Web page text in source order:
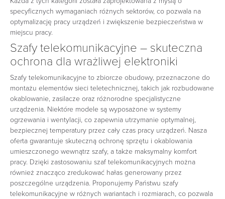
specyficznych wymaganiach różnych sektorów, co pozwala na
optymalizację pracy urządzeń i zwiększenie bezpieczeństwa w
miejscu pracy.
Szafy telekomunikacyjne – skuteczna
ochrona dla wrażliwej elektroniki
Szafy telekomunikacyjne to zbiorcze obudowy, przeznaczone do
montażu elementów sieci teletechnicznej, takich jak rozbudowane
okablowanie, zasilacze oraz różnorodne specjalistyczne
urządzenia. Niektóre modele są wyposażone w systemy
ogrzewania i wentylacji, co zapewnia utrzymanie optymalnej,
bezpiecznej temperatury przez cały czas pracy urządzeń. Nasza
oferta gwarantuje skuteczną ochronę sprzętu i okablowania
umieszczonego wewnątrz szafy, a także maksymalny komfort
pracy. Dzięki zastosowaniu szaf telekomunikacyjnych można
również znacząco zredukować hałas generowany przez
poszczególne urządzenia. Proponujemy Państwu szafy
telekomunikacyjne w różnych wariantach i rozmiarach, co pozwala